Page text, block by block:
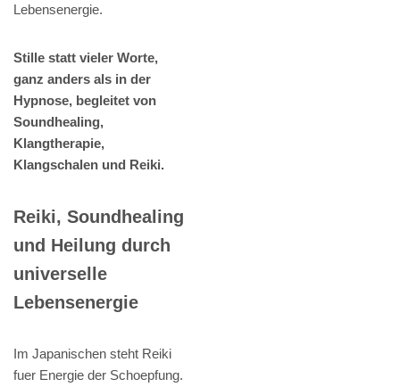
Lebensenergie.
Stille statt vieler Worte,
ganz anders als in der
Hypnose, begleitet von
Soundhealing,
Klangtherapie,
Klangschalen und Reiki.
Reiki, Soundhealing
und Heilung durch
universelle
Lebensenergie
Im Japanischen steht Reiki
fuer Energie der Schoepfung.